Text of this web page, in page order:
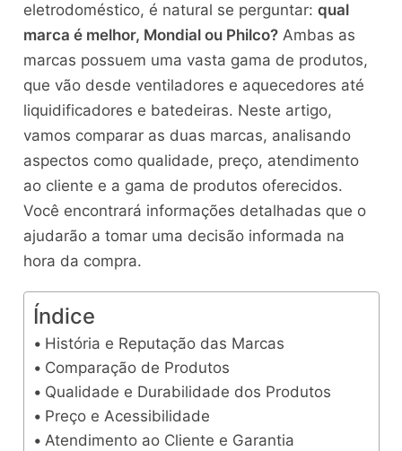
eletrodoméstico, é natural se perguntar: qual
marca é melhor, Mondial ou Philco?Ambas as
marcas possuem uma vasta gama de produtos,
que vão desde ventiladores e aquecedores até
liquidificadores e batedeiras. Neste artigo,
vamos comparar as duas marcas, analisando
aspectos como qualidade, preço, atendimento
ao cliente e a gama de produtos oferecidos.
Você encontrará informações detalhadas que o
ajudarão a tomar uma decisão informada na
hora da compra.
Índice
História e Reputação das Marcas
Comparação de Produtos
Qualidade e Durabilidade dos Produtos
Preço e Acessibilidade
Atendimento ao Cliente e Garantia